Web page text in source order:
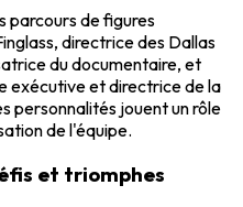
parcours de figures
directrice des Dallas
du documentaire, et
exécutive et directrice de la
personnalités jouent un rôle
de l'équipe.
et triomphes